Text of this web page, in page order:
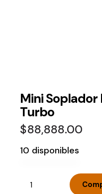
Mini
Turbo
$88,888.00
10 disponibles